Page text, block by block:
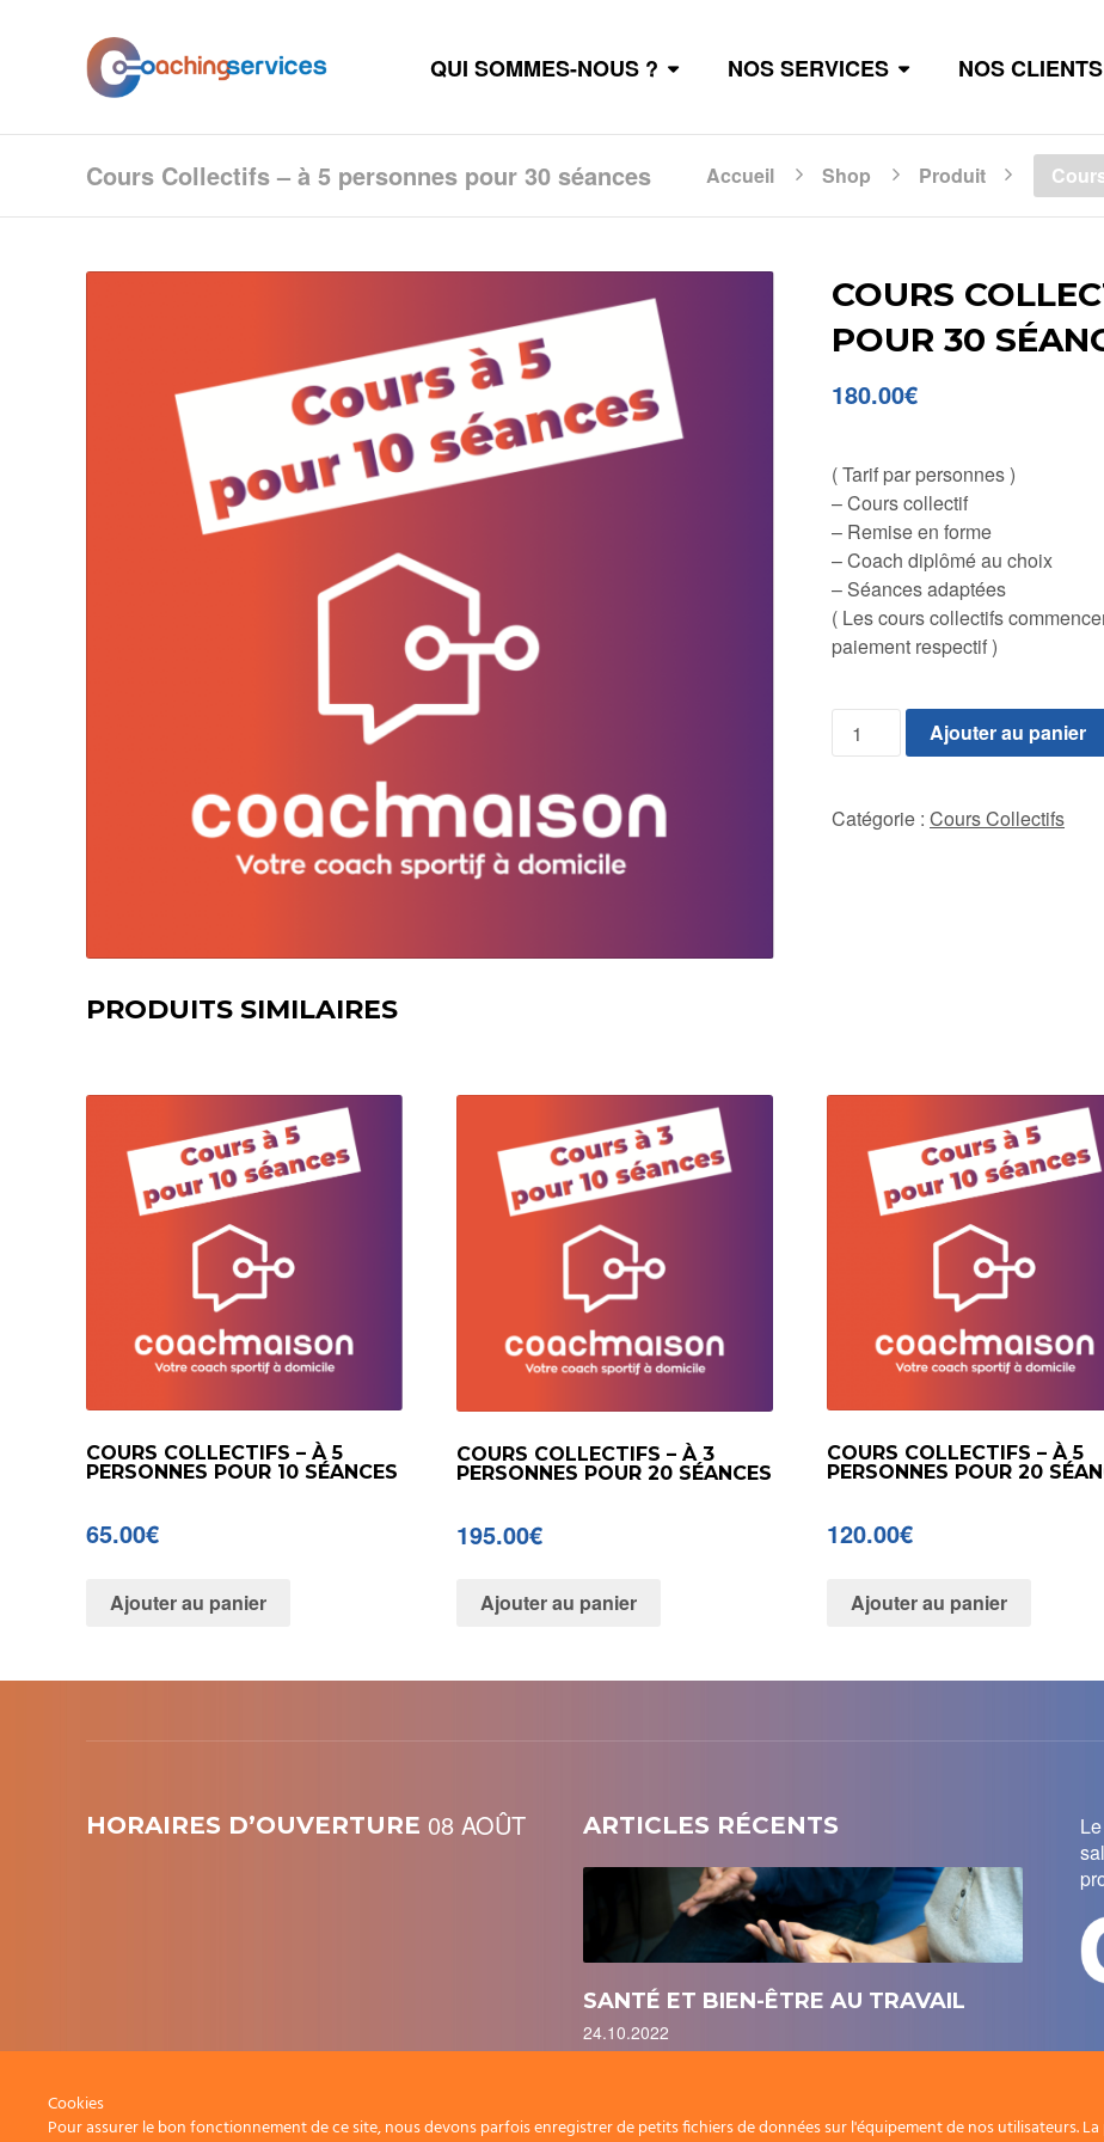
QUI SOMMES-NOUS ? NOS SERVICES NOS CLIENTS
Cours Collectifs – à 5 personnes pour 30 séances Accueil Shop Produit
COURS
POUR 30
180.00€
( Tarif par personnes )
– Cours collectif
– Remise en forme
– Coach diplômé au choix
– Séances adaptées
( Les cours collectifs
paiement respectif )
quantité
de
Collectifs
Ajouter au panier
Catégorie : Cours Collectifs
PRODUITS SIMILAIRES
COURS COLLECTIFS – À 5
PERSONNES POUR 10 SÉANCES
65.00€
Ajouter au panier
COURS COLLECTIFS – À 3
PERSONNES POUR 20 SÉANCES
195.00€
Ajouter au panier
COURS COLLECTIFS – À 5
PERSONNES POUR 20
120.00€
Ajouter au panier
HORAIRES D’OUVERTURE 08 AOÛT ARTICLES RÉCENTS
SANTÉ ET BIEN-ÊTRE AU TRAVAIL
24.10.2022
Cookies
Pour assurer le bon fonctionnement de ce site, nous devons parfois enregistrer de petits fichiers de données sur l'équipement de nos utilisateurs.